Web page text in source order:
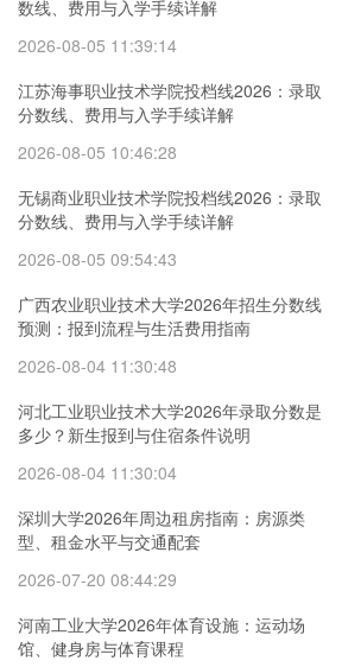
数线、费用与入学手续详解
2026-08-05 11:39:14
江苏海事职业技术学院投档线2026：录取
分数线、费用与入学手续详解
2026-08-05 10:46:28
无锡商业职业技术学院投档线2026：录取
分数线、费用与入学手续详解
2026-08-05 09:54:43
广西农业职业技术大学2026年招生分数线
预测：报到流程与生活费用指南
2026-08-04 11:30:48
河北工业职业技术大学2026年录取分数是
多少？新生报到与住宿条件说明
2026-08-04 11:30:04
深圳大学2026年周边租房指南：房源类
型、租金水平与交通配套
2026-07-20 08:44:29
河南工业大学2026年体育设施：运动场
馆、健身房与体育课程